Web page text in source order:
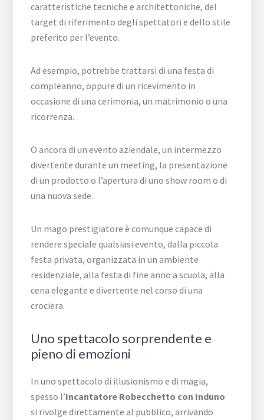
caratteristiche tecniche e architettoniche, del
target di riferimento degli spettatori e dello stile
preferito per l’evento.
Ad esempio, potrebbe trattarsi di una festa di
compleanno, oppure di un ricevimento in
occasione di una cerimonia, un matrimonio o una
ricorrenza.
O ancora di un evento aziendale, un intermezzo
divertente durante un meeting, la presentazione
di un prodotto o l’apertura di uno show room o di
una nuova sede.
Un mago prestigiatore è comunque capace di
rendere speciale qualsiasi evento, dalla piccola
festa privata, organizzata in un ambiente
residenziale, alla festa di fine anno a scuola, alla
cena elegante e divertente nel corso di una
crociera.
Uno spettacolo sorprendente e
pieno di emozioni
In uno spettacolo di illusionismo e di magia,
spesso l’Incantatore Robecchetto con Induno
si rivolge direttamente al pubblico, arrivando